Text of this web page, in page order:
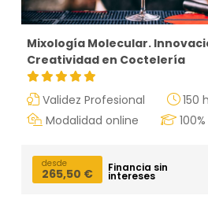
Mixología Molecular.
Creatividad en Coctelería
Validez Profesional
150
Modalidad online
desde
265,50 € Financia sin
intereses